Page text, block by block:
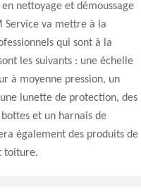
nettoyage et démoussage
Service va mettre à la
qui sont à la
les suivants : une échelle
à moyenne pression, un
lunette de protection, des
et un harnais de
également des produits de
toiture.